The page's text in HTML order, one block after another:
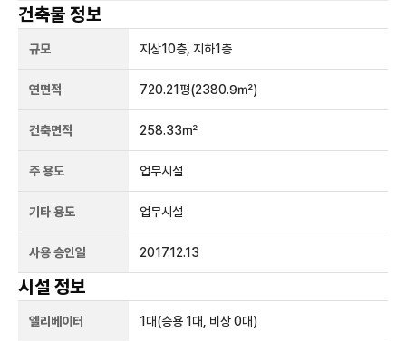
건축물 정보
규모 지상10층, 지하1층
연면적 720.21평(2380.9㎡)
건축면적 258.33㎡
주 용도 업무시설
기타 용도 업무시설
사용 승인일 2017.12.13
시설 정보
엘리베이터 1 대(승용 1대, 비상 0대)